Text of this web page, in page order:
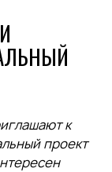
к
проект